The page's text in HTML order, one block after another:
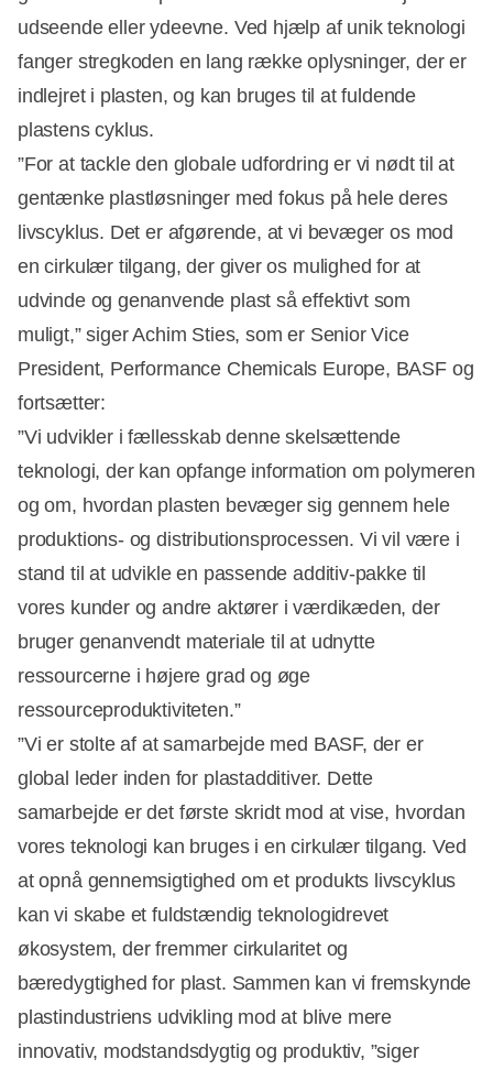
udseende eller ydeevne. Ved hjælp af unik teknologi
fanger stregkoden en lang række oplysninger, der er
indlejret i plasten, og kan bruges til at fuldende
plastens cyklus.
”For at tackle den globale udfordring er vi nødt til at
gentænke plastløsninger med fokus på hele deres
livscyklus. Det er afgørende, at vi bevæger os mod
en cirkulær tilgang, der giver os mulighed for at
udvinde og genanvende plast så effektivt som
muligt,” siger Achim Sties, som er Senior Vice
President, Performance Chemicals Europe, BASF og
fortsætter:
”Vi udvikler i fællesskab denne skelsættende
teknologi, der kan opfange information om polymeren
og om, hvordan plasten bevæger sig gennem hele
produktions- og distributionsprocessen. Vi vil være i
stand til at udvikle en passende additiv-pakke til
vores kunder og andre aktører i værdikæden, der
bruger genanvendt materiale til at udnytte
ressourcerne i højere grad og øge
ressourceproduktiviteten.”
”Vi er stolte af at samarbejde med BASF, der er
global leder inden for plastadditiver. Dette
samarbejde er det første skridt mod at vise, hvordan
vores teknologi kan bruges i en cirkulær tilgang. Ved
at opnå gennemsigtighed om et produkts livscyklus
kan vi skabe et fuldstændig teknologidrevet
økosystem, der fremmer cirkularitet og
bæredygtighed for plast. Sammen kan vi fremskynde
plastindustriens udvikling mod at blive mere
innovativ, modstandsdygtig og produktiv, ”siger